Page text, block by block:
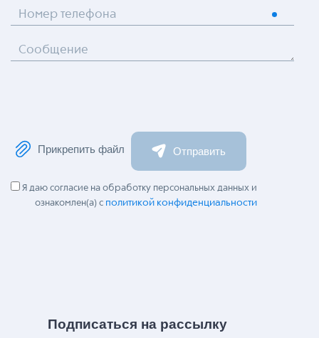
Номер телефона
Сообщение
Прикрепить файл Отправить
Я даю согласие на обработку персональных данных и
ознакомлен(а) с политикой конфиденциальности
Подписаться на рассылку